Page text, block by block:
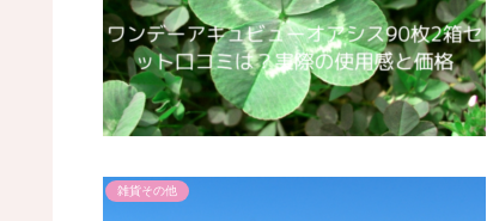
雑貨その他